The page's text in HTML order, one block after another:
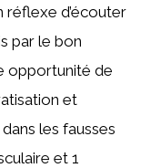
réflexe d’écouter
par le bon
opportunité de
et
les fausses
et 1